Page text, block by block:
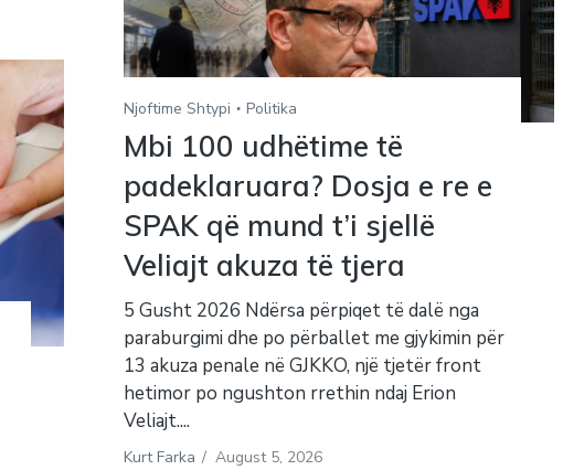
Njoftime Shtypi Politika
Mbi 100 udhëtime të
padeklaruara? Dosja e re e
SPAK që mund t’i sjellë
Veliajt akuza të tjera
5 Gusht 2026 Ndërsa përpiqet të dalë nga
paraburgimi dhe po përballet me gjykimin për
13 akuza penale në GJKKO, një tjetër front
hetimor po ngushton rrethin ndaj Erion
Veliajt....
Kurt Farka / August 5, 2026